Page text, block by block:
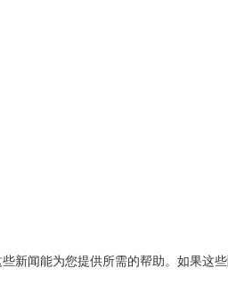
新闻能为您提供所需的帮助。如果这些